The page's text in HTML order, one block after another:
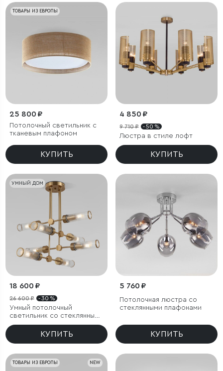
ТОВАРЫ ИЗ ЕВРОПЫ
25 800 ₽
Потолочный светильник с
тканевым плафоном
КУПИТЬ
4 850 ₽
9 710 ₽ - 50 %
Люстра в стиле лофт
КУПИТЬ
УМНЫЙ ДОМ
18 600 ₽
26 600 ₽ - 30 %
Умный потолочный
светильник со стеклянными
плафонами
КУПИТЬ
5 760 ₽
Потолочная люстра со
стеклянными плафонами
КУПИТЬ
NEW
ТОВАРЫ ИЗ ЕВРОПЫ